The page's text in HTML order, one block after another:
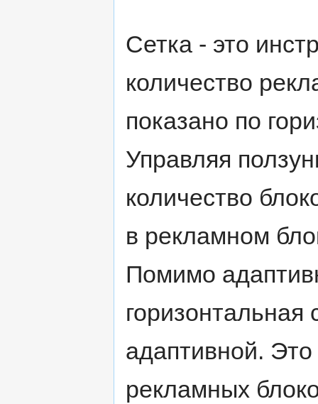
Сетка - это
количество
показано по
Управляя
количество
в рекламном
Помимо
горизонтальная
адаптивной. Это
рекламных